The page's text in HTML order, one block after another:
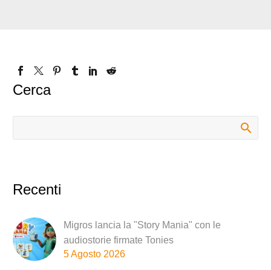
Cerca
Recenti
Migros lancia la "Story Mania" con le
audiostorie firmate Tonies
5 Agosto 2026